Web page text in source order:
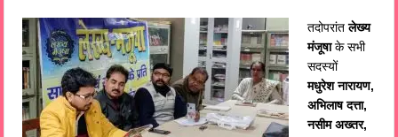
तदोपरांतलेख्य
मंजूषाके सभी
सदस्यों
मधुरेश नारायण,
अभिलाष दत्ता,
नसीम अख्तर,